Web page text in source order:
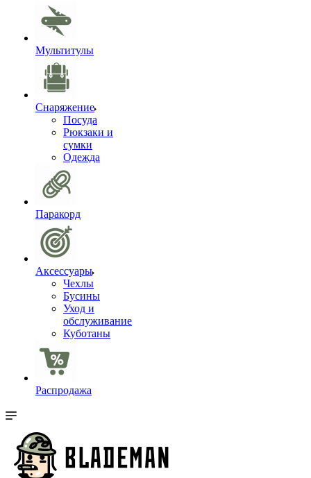
Мультитулы
Снаряжение
Посуда
Рюкзаки и
сумки
Одежда
Паракорд
Аксессуары
Чехлы
Бусины
Уход и
обслуживание
Куботаны
Распродажа